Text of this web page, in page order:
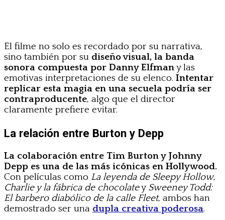
El filme no solo es recordado por su narrativa,
sino también por su diseño visual, la banda
sonora compuesta por Danny Elfmany las
emotivas interpretaciones de su elenco. Intentar
replicar esta magia en una secuela podría ser
contraproducente, algo que el director
claramente prefiere evitar.
La relación entre Burton y Depp
La colaboración entre Tim Burton y Johnny
Depp es una de las más icónicas en Hollywood.
Con películas como La leyenda de Sleepy Hollow,
Charlie y la fábrica de chocolatey Sweeney Todd:
El barbero diabólico de la calle Fleet, ambos han
demostrado ser una dupla creativa poderosa.